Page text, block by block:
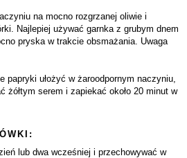
na mocno rozgrzanej oliwie i
Najlepiej używać garnka z grubym dnem
pryska w trakcie obsmażania. Uwaga
papryki ułożyć w żaroodpornym naczyniu,
żółtym serem i zapiekać około 20 minut w
lub dwa wcześniej i przechowywać w